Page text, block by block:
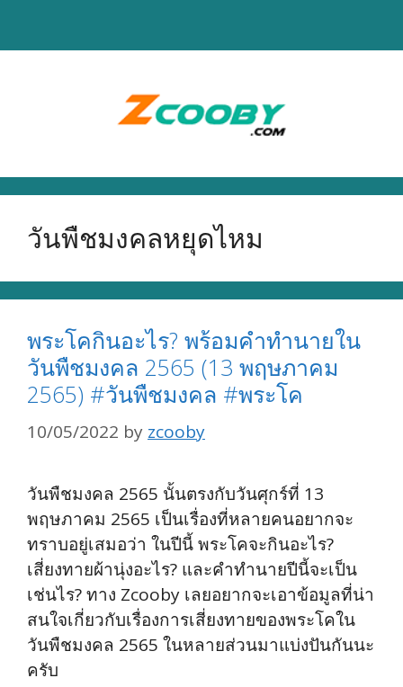
วันพืชมงคลหยุดไหม
พระโคกินอะไร? พร้อมคำทำนายใน
วันพืชมงคล 2565 (13 พฤษภาคม
2565) #วันพืชมงคล #พระโค
10/05/2022 by zcooby
วันพืชมงคล 2565 นั้นตรงกับวันศุกร์ที่ 13
พฤษภาคม 2565 เป็นเรื่องที่หลายคนอยากจะ
ทราบอยู่เสมอว่า ในปีนี้ พระโคจะกินอะไร?
เสี่ยงทายผ้านุ่งอะไร? และคำทำนายปีนี้จะเป็น
เช่นไร? ทาง Zcooby เลยอยากจะเอาข้อมูลที่น่า
สนใจเกี่ยวกับเรื่องการเสี่ยงทายของพระโคใน
วันพืชมงคล 2565 ในหลายส่วนมาแบ่งปันกันนะ
ครับ